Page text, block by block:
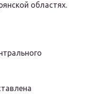
областях.